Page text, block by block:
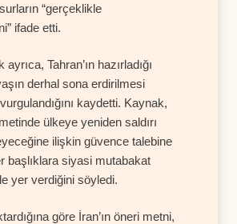
“gerçeklikle
ifade etti.
Tahran’ın hazırladığı
derhal sona erdirilmesi
kaydetti. Kaynak,
metinde ülkeye yeniden saldırı
ilişkin güvence talebine
başlıklara siyasi mutabakat
yer verdiğini söyledi.
göre İran’ın öneri metni,